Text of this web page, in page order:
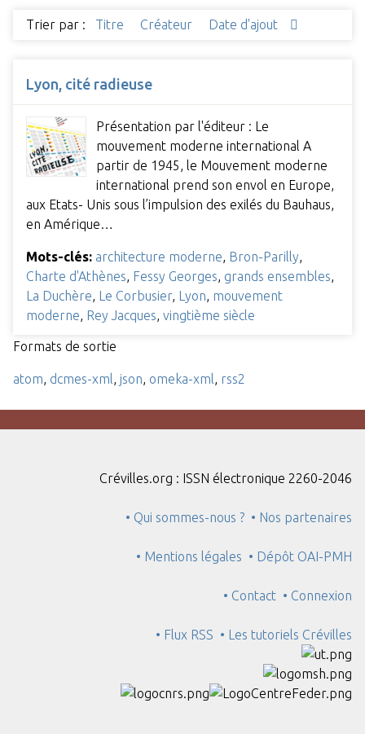
Trier par : Titre Créateur Date d'ajout
Lyon, cité radieuse
Présentation par l'éditeur : Le
mouvement moderne international A
partir de 1945, le Mouvement moderne
international prend son envol en Europe,
aux Etats- Unis sous l’impulsion des exilés du Bauhaus,
en Amérique…
Mots-clés: architecture moderne Bron-Parilly
Charte d'Athènes Fessy Georges grands ensembles
La Duchère Le Corbusier, Lyon mouvement
moderne Rey Jacques vingtième siècle
Formats de sortie
atom dcmes-xml json omeka-xml rss2
Crévilles.org : ISSN électronique 2260-2046
• Qui sommes-nous ? • Nos partenaires
• Mentions légales • Dépôt OAI-PMH
• Contact • Connexion
• Flux RSS • Les tutoriels Crévilles